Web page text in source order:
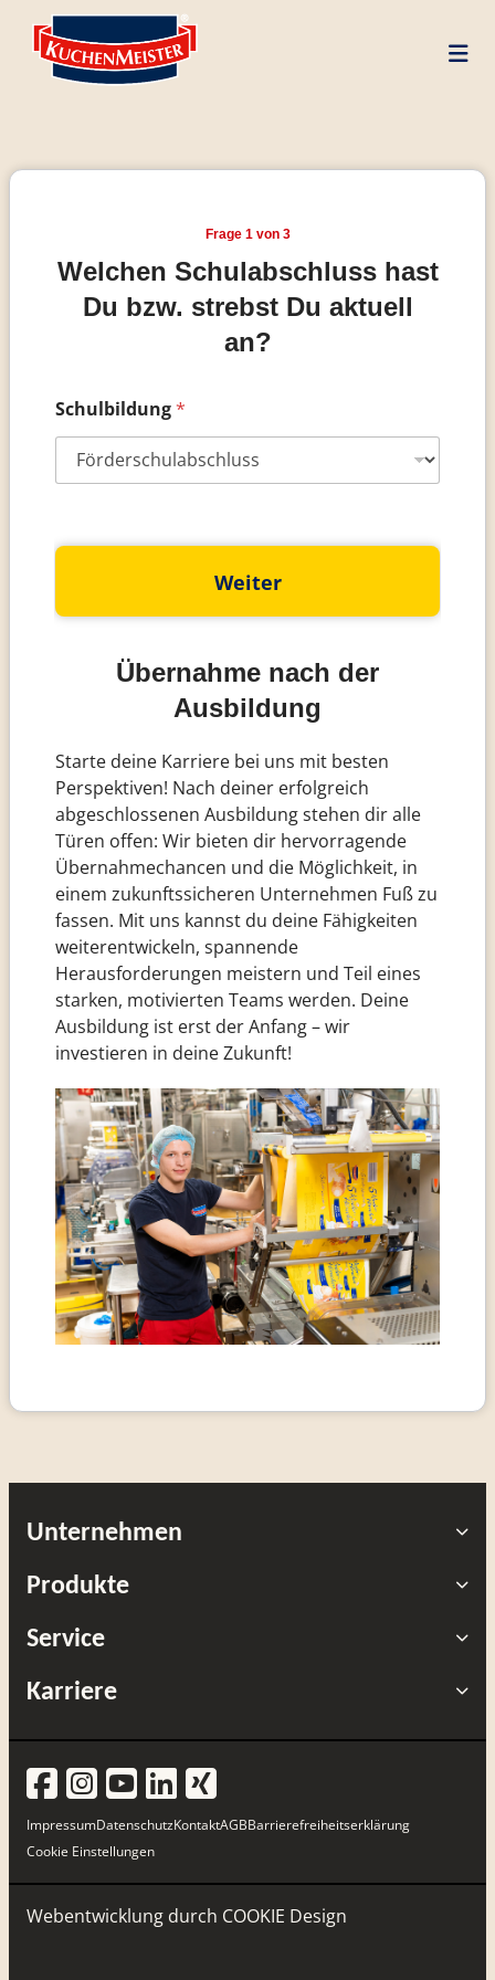
Zum
Inhalt
springen
Skip
content
Frage 1 von 3
Welchen Schulabschluss hast
Du bzw. strebst Du aktuell
an?
Schulbildung*
Weiter
n
a
l
)
B
e
i
Übernahme nach der
Ausbildung
Starte deine Karriere bei uns mit besten
Perspektiven! Nach deiner erfolgreich
abgeschlossenen Ausbildung stehen dir alle
Türen offen: Wir bieten dir hervorragende
Übernahmechancen und die Möglichkeit, in
einem zukunftssicheren Unternehmen Fuß zu
fassen. Mit uns kannst du deine Fähigkeiten
weiterentwickeln, spannende
Herausforderungen meistern und Teil eines
starken, motivierten Teams werden. Deine
Ausbildung ist erst der Anfang – wir
investieren in deine Zukunft!
Unternehmen
Produkte
Service
Karriere
ImpressumDatenschutzKontaktAGBBarrierefreiheitserklärung
Cookie Einstellungen
Webentwicklung durch COOKIE Design